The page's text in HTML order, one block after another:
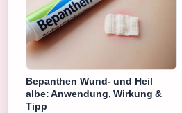
Bepanthen Wund- und Heil
albe: Anwendung, Wirkung &
Tipp